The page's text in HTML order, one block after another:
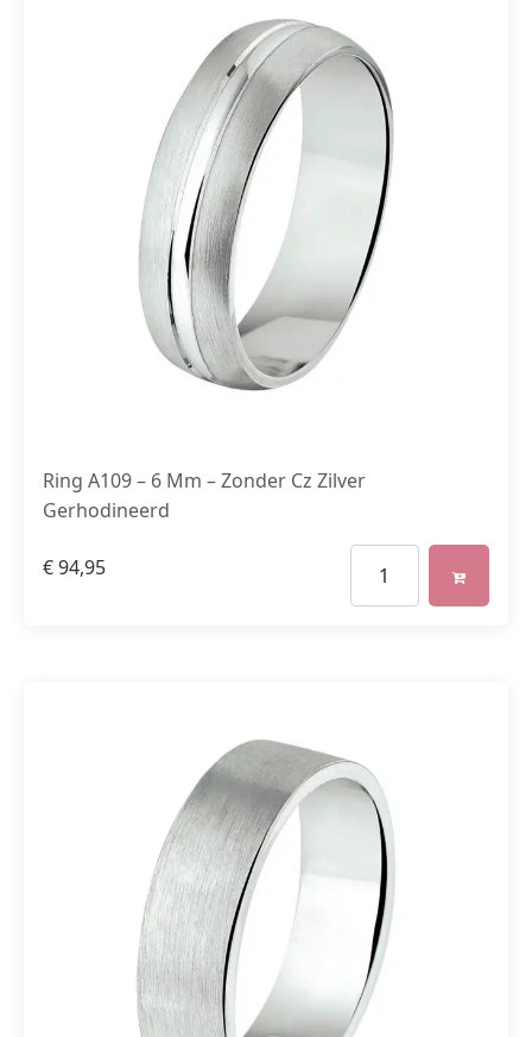
Ring A109 – 6 Mm – Zonder Cz Zilver
Gerhodineerd
€94,95